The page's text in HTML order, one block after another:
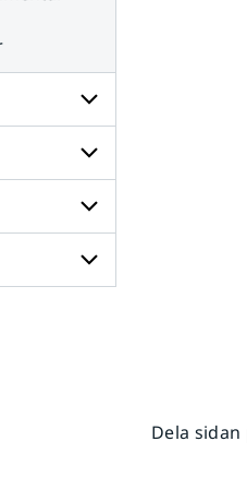
Undersidor
för
Radar
och
satellit
Undersidor
för
Väder
till
havs
Undersidor
för
Dela sidan